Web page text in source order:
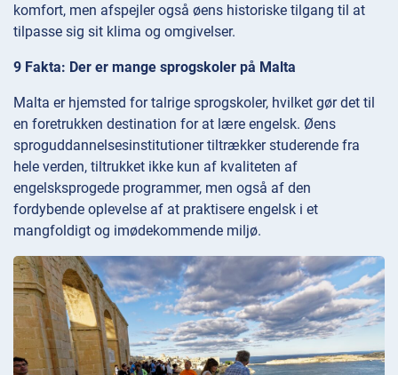
komfort, men afspejler også øens historiske tilgang til at
tilpasse sig sit klima og omgivelser.
9 Fakta: Der er mange sprogskoler på Malta
Malta er hjemsted for talrige sprogskoler, hvilket gør det til
en foretrukken destination for at lære engelsk. Øens
sproguddannelsesinstitutioner tiltrækker studerende fra
hele verden, tiltrukket ikke kun af kvaliteten af
engelsksprogede programmer, men også af den
fordybende oplevelse af at praktisere engelsk i et
mangfoldigt og imødekommende miljø.